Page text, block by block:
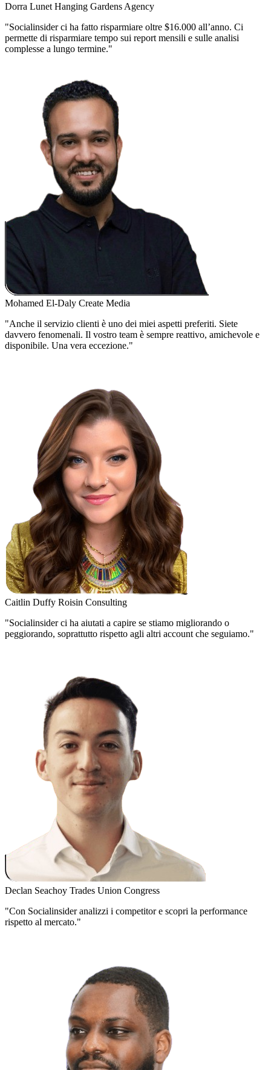
Dorra Lunet Hanging Gardens Agency
"Socialinsider ci ha fatto risparmiare oltre $16.000 all’anno. Ci
permette di risparmiare tempo sui report mensili e sulle analisi
complesse a lungo termine."
Mohamed El-Daly Create Media
"Anche il servizio clienti è uno dei miei aspetti preferiti. Siete
davvero fenomenali. Il vostro team è sempre reattivo, amichevole e
disponibile. Una vera eccezione."
Caitlin Duffy Roisin Consulting
"Socialinsider ci ha aiutati a capire se stiamo migliorando o
peggiorando, soprattutto rispetto agli altri account che seguiamo."
Declan Seachoy Trades Union Congress
"Con Socialinsider analizzi i competitor e scopri la performance
rispetto al mercato."